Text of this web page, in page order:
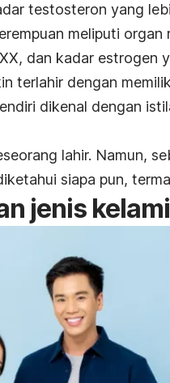
testosteron yang
meliputi organ
dan kadar estrogen
terlahir dengan
dikenal dengan
lahir. Namun,
siapa pun,
jenis